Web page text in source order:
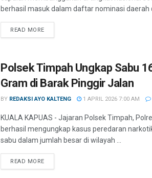
berhasil masuk dalam daftar nominasi daerah
READ MORE
Polsek Timpah Ungkap Sabu
Gram di Barak Pinggir Jalan
BY REDAKSI AYO KALTENG 1 APRIL 2026 7:00 AM
KUALA KAPUAS - Jajaran Polsek Timpah,
berhasil mengungkap kasus peredaran
sabu dalam jumlah besar di wilayah ...
READ MORE